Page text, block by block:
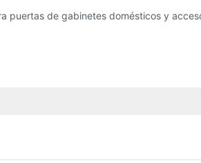
puertas de gabinetes domésticos y